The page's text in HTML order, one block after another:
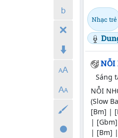
Nhạc trẻ
NỖI
Sáng
NỖI
(Slow
[Bm] |
|
| [Bm]